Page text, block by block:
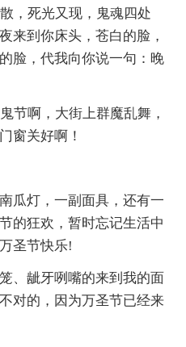
，死光又现，鬼魂四处
来到你床头，苍白的脸，
脸，代我向你说一句：晚
节啊，大街上群魔乱舞，
窗关好啊！
瓜灯，一副面具，还有一
的狂欢，暂时忘记生活中
圣节快乐!
、龇牙咧嘴的来到我的面
对的，因为万圣节已经来